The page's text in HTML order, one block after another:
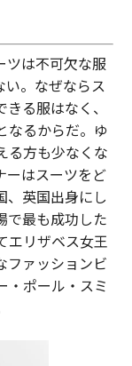
ツは不可欠な服
。なぜならス
る服はなく、
なるからだ。ゆ
る方も少なくな
ーはスーツをど
、英国出身にし
で最も成功した
エリザベス女王
ファッションビ
・ポール・スミ